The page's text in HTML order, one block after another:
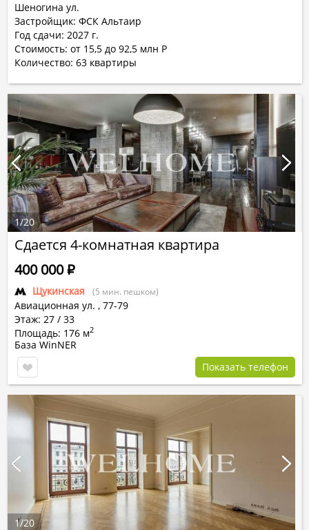
Шеногина ул.
Застройщик: ФСК Альтаир
Год сдачи: 2027 г.
Стоимость: от 15,5 до 92,5 млн Р
Количество: 63 квартиры
Сдается 4-комнатная квартира
Щукинская (5 мин. пешком)
Авиационная ул. , 77-79
Этаж: 27 / 33
Площадь: 176 м2
400 000Р
База WinNER
Показать телефон
1/20
1/20